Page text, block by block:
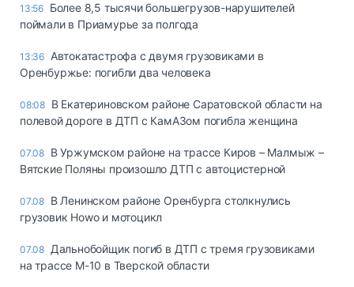
13:56 Более 8,5 тысячи большегрузов-нарушителей
поймали в Приамурье за полгода
13:36 Автокатастрофа с двумя грузовиками в
Оренбуржье: погибли два человека
08:08 В Екатериновском районе Саратовской области на
полевой дороге в ДТП с КамАЗом погибла женщина
07.08 В Уржумском районе на трассе Киров – Малмыж –
Вятские Поляны произошло ДТП с автоцистерной
07.08 В Ленинском районе Оренбурга столкнулись
грузовик Howo и мотоцикл
07.08 Дальнобойщик погиб в ДТП с тремя грузовиками
на трассе М-10 в Тверской области